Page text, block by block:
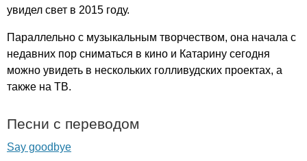
увидел свет в 2015 году.
Параллельно с музыкальным творчеством, она начала с
недавних пор сниматься в кино и Катарину сегодня
можно увидеть в нескольких голливудских проектах, а
также на ТВ.
Песни с переводом
Say goodbye